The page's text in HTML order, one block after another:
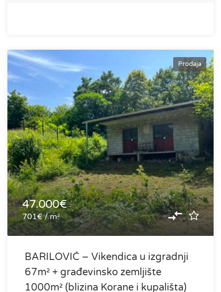
Prodaja
47.000€
701€ / m²
BARILOVIĆ – Vikendica u izgradnji
67m² + građevinsko zemljište
1000m² (blizina Korane i kupališta)